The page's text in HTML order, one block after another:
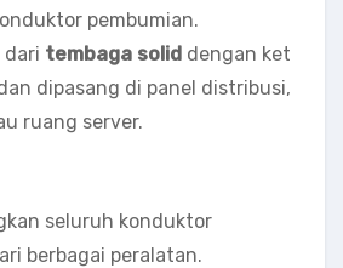
pembumian.
dari tembaga solid dengan ket
dipasang di panel distribusi,
ruang server.
seluruh konduktor
berbagai peralatan.